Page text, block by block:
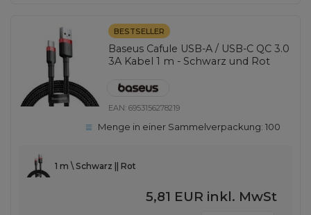
BESTSELLER
Baseus Cafule USB-A / USB-C QC 3.0
3A Kabel 1 m - Schwarz und Rot
EAN:6953156278219
Menge in einer Sammelverpackung:100
1 m \ Schwarz || Rot
5,81 EUR inkl. MwSt